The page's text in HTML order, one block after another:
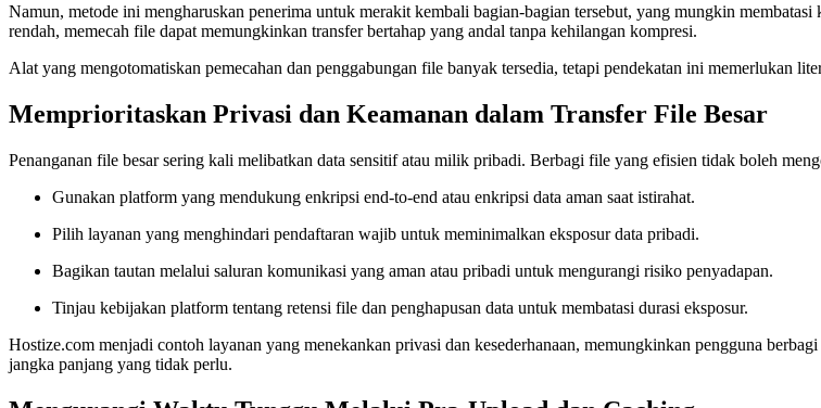
Namun, metode ini mengharuskan penerima untuk merakit kembali bagian-bagian tersebut, yang mungkin
rendah, memecah file dapat memungkinkan transfer bertahap yang andal tanpa kehilangan kompresi.
Alat yang mengotomatiskan pemecahan dan penggabungan file banyak tersedia, tetapi pendekatan ini memerlukan
Memprioritaskan Privasi dan Keamanan dalam Transfer File Besar
Penanganan file besar sering kali melibatkan data sensitif atau milik pribadi. Berbagi file yang efisien tidak boleh
Gunakan platform yang mendukung enkripsi end-to-end atau enkripsi data aman saat istirahat.
Pilih layanan yang menghindari pendaftaran wajib untuk meminimalkan eksposur data pribadi.
Bagikan tautan melalui saluran komunikasi yang aman atau pribadi untuk mengurangi risiko penyadapan.
Tinjau kebijakan platform tentang retensi file dan penghapusan data untuk membatasi durasi eksposur.
Hostize.com menjadi contoh layanan yang menekankan privasi dan kesederhanaan, memungkinkan pengguna
jangka panjang yang tidak perlu.